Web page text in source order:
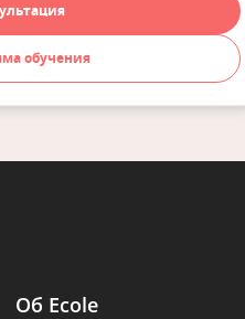
обучения
Об Ecole